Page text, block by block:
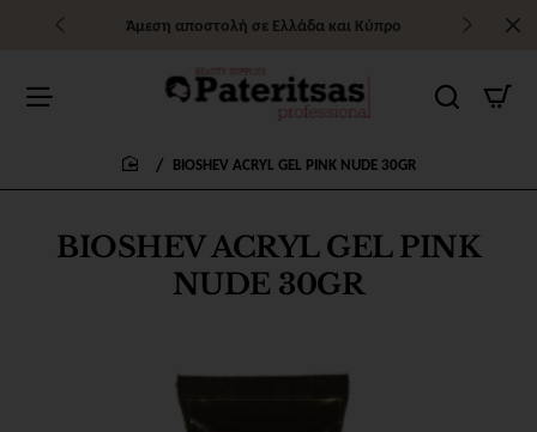
Άμεση αποστολή σε Ελλάδα και Κύπρο
BIOSHEV ACRYL GEL PINK
NUDE 30GR
BIOSHEV ACRYL GEL PINK NUDE 30GR